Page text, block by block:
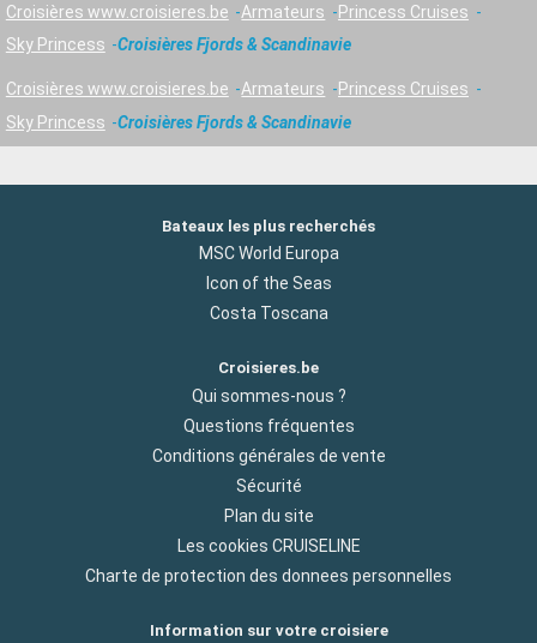
Croisières www.croisieres.be Armateurs
Princess Cruises
Sky Princess
Croisières Fjords & Scandinavie
Croisières www.croisieres.be Armateurs
Princess Cruises
Sky Princess
Croisières Fjords & Scandinavie
Bateaux les plus recherchés
MSC World Europa
Icon of the Seas
Costa Toscana
Croisieres.be
Qui sommes-nous ?
Questions fréquentes
Conditions générales de vente
Sécurité
Plan du site
Les cookies CRUISELINE
Charte de protection des donnees personnelles
Information sur votre croisiere